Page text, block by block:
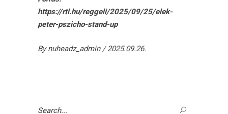
https://rtl.hu/reggeli/2025/09/25/elek-
peter-pszicho-stand-up
Bynuheadz_admin 2025.09.26.
Search